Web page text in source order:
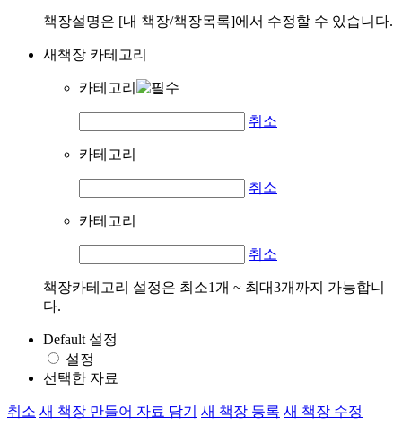
책장설명은 [내 책장/책장목록]에서 수정할 수 있습니다.
새책장 카테고리
카테고리
취소
카테고리
취소
카테고리
취소
책장카테고리 설정은 최소1개 ~ 최대3개까지 가능합니
다.
Default 설정
설정
선택한 자료
취소 새 책장 만들어 자료 담기 새 책장 등록 새 책장 수정